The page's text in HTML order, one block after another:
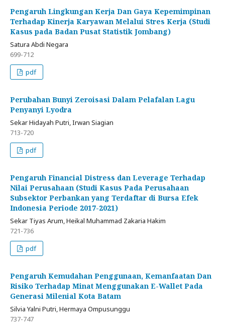
Pengaruh Lingkungan Kerja Dan Gaya Kepemimpinan
Terhadap Kinerja Karyawan Melalui Stres Kerja (Studi
Kasus pada Badan Pusat Statistik Jombang)
Satura Abdi Negara
699-712
pdf
Perubahan Bunyi Zeroisasi Dalam Pelafalan Lagu
Penyanyi Lyodra
Sekar Hidayah Putri, Irwan Siagian
713-720
pdf
Pengaruh Financial Distress dan Leverage Terhadap
Nilai Perusahaan (Studi Kasus Pada Perusahaan
Subsektor Perbankan yang Terdaftar di Bursa Efek
Indonesia Periode 2017-2021)
Sekar Tiyas Arum, Heikal Muhammad Zakaria Hakim
721-736
pdf
Pengaruh Kemudahan Penggunaan, Kemanfaatan Dan
Risiko Terhadap Minat Menggunakan E-Wallet Pada
Generasi Milenial Kota Batam
Silvia Yalni Putri, Hermaya Ompusunggu
737-747